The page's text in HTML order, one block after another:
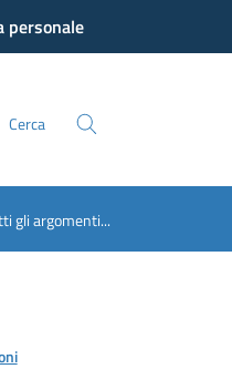
personale
Cerca
gli argomenti...